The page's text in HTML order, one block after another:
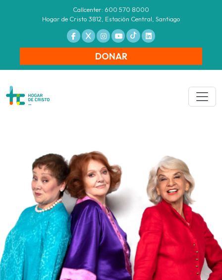
Callcenter: 600 570 8000
Hogar de Cristo 3812, Estación Central, Santiago
DONAR